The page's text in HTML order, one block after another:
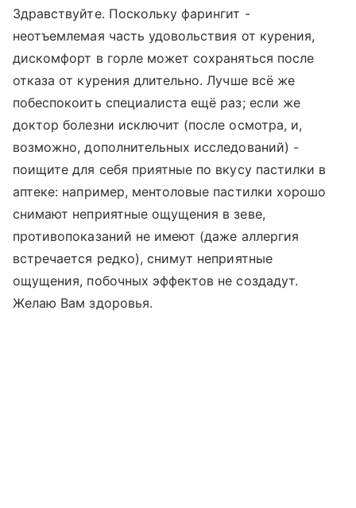
Здравствуйте. Поскольку фарингит -
неотъемлемая часть удовольствия от курения,
дискомфорт в горле может сохраняться после
отказа от курения длительно. Лучше всё же
побеспокоить специалиста ещё раз; если же
доктор болезни исключит (после осмотра, и,
возможно, дополнительных исследований) -
поищите для себя приятные по вкусу пастилки в
аптеке: например, ментоловые пастилки хорошо
снимают неприятные ощущения в зеве,
противопоказаний не имеют (даже аллергия
встречается редко), снимут неприятные
ощущения, побочных эффектов не создадут.
Желаю Вам здоровья.